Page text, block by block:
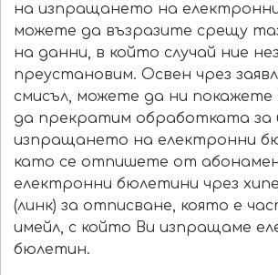
на изпращането на
можете да възразите срещу
на данни, в който случай ние
преустановим. Освен чрез
смисъл, можете да ни покажете
да прекратим обработката за
изпращането на електронни
като се отпишете от
електронни бюлетини чрез
(линк) за отписване, която е
имейл, с който Ви изпращаме
бюлетин.